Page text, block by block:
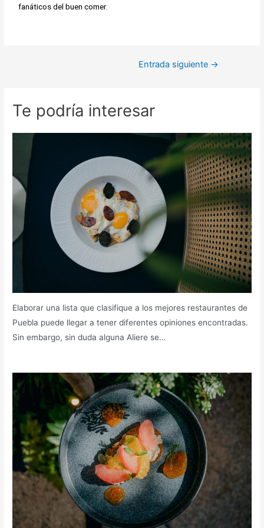
fanáticos del buen comer.
Entrada siguiente →
Te podría interesar
Elaborar una lista que clasifique a los mejores restaurantes de
Puebla puede llegar a tener diferentes opiniones encontradas.
Sin embargo, sin duda alguna Aliere se…